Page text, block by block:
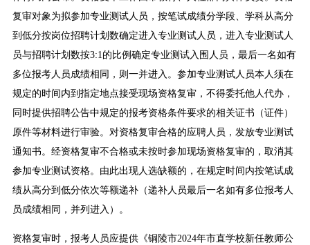
复审对象为拟参加专业测试人员，按笔试成绩分学段、学科从高分
到低分按岗位招聘计划数确定进入专业测试人员，进入专业测试人
员与招聘计划数按3:1的比例确定专业测试入围人员，最后一名如有
多位报考人员成绩相同，则一并进入。参加专业测试人员本人须在
规定的时间内到指定地点接受现场资格复审，不得委托他人代办，
同时提供招聘公告中规定的报考资格条件要求的相关证书（证件）
原件等材料进行审验。对资格复审合格的应聘人员，发放专业测试
通知书。经资格复审不合格或未按时参加现场资格复审的，取消其
参加专业测试资格。由此出现人选缺额的，在规定时间内按笔试成
绩从高分到低分依次等额递补（递补人员最后一名如有多位报考人
员成绩相同，并列进入）。
资格复审时，报考人员应提供《铜陵市2024年市直学校新任教师公